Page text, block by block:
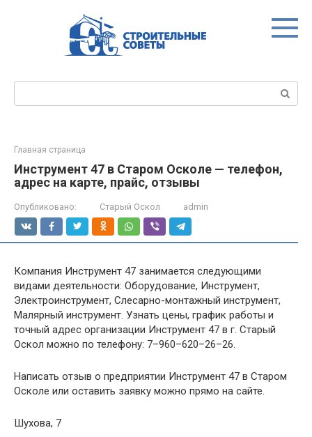
Главная страница
Инструмент 47 в Старом Осколе — телефон,
адрес на карте, прайс, отзывы
Опубликовано: Старый Оскол admin
Компания Инструмент 47 занимается следующими
видами деятельности: Оборудование, Инструмент,
Электроинструмент, Слесарно-монтажный инструмент,
Малярный инструмент. Узнать цены, график работы и
точный адрес организации Инструмент 47 в г. Старый
Оскол можно по телефону: 7–960–620–26–26.
Написать отзыв о предприятии Инструмент 47 в Старом
Осколе или оставить заявку можно прямо на сайте.
Шухова, 7